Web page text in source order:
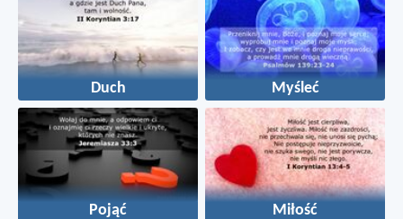
Duch Myśleć
Pojąć Miłość